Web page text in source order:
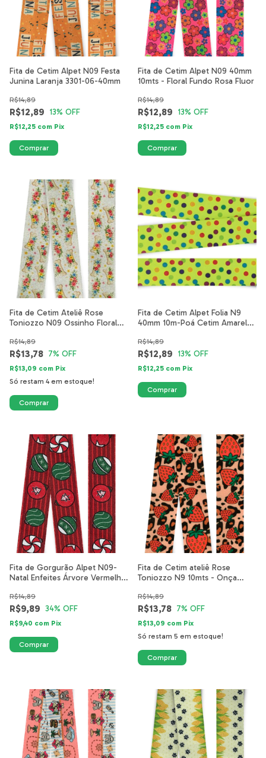
Fita de Cetim Alpet N09 Festa
Junina Laranja 3301-06-40mm
R$12,89
R$14,89
13% OFF
R$12,25 com Pix
Fita de Cetim Alpet N09 40mm
10mts - Floral Fundo Rosa Fluor
R$12,89
R$14,89
13% OFF
R$12,25 com Pix
Fita de Cetim Ateliê Rose
Toniozzo N09 Ossinho Floral
R$13,78
R$14,89
7% OFF
R$13,09 com Pix
Só restam 4em estoque!
Fita de Cetim Alpet Folia N9
40mm 10m-Poá Cetim Amarelo
R$12,89
R$14,89
13% OFF
R$12,25 com Pix
Fita de Gorgurão Alpet N09-
Natal Enfeites Árvore Vermelho
R$9,89
R$14,89
34% OFF
R$9,40 com Pix
Fita de Cetim ateliê Rose
Toniozzo N9 10mts - Onça
R$13,78
R$14,89
7% OFF
R$13,09 com Pix
Só restam 5 em estoque!